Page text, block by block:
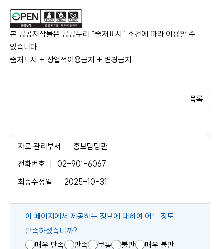
본 공공저작물은 공공누리 “출처표시” 조건에 따라 이용할 수
있습니다.
출처표시 + 상업적이용금지 + 변경금지
목록
자료 관리부서
홍보담당관
전화번호
02-901-6067
최종수정일
2025-10-31
콘
텐
츠
이 페이지에서 제공하는 정보에 대하여 어느 정도
만족하셨습니까?
매우 만족
만족 보통 불만 매우 불만